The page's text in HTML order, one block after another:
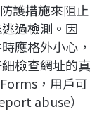
護措施來阻止
過檢測。因
應格外小心，
檢查網址的真
，用戶可
abuse）